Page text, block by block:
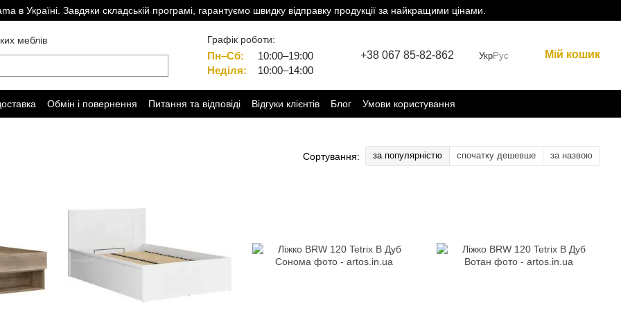
в Україні. Завдяки складській програмі, гарантуємо швидку відправку продукції за найкращими цінами.
меблів
Графік роботи:
Пн–Сб:
10:00–19:00
Неділя:
10:00–14:00
+38 067 85-82-862 УкрРус Мій кошик
Обмін і повернення Питання та відповіді Відгуки клієнтів Блог Умови користування
Сортування: за популярністю спочатку дешевше за назвою